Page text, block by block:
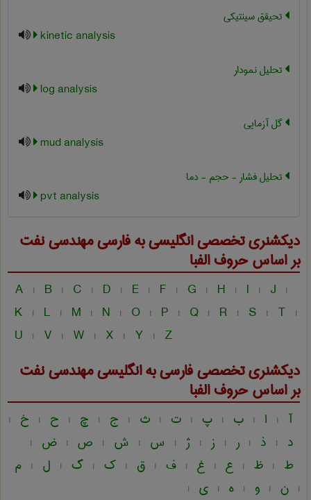
تحیقق سینتیکی
kinetic analysis
تحلیل نمودار
log analysis
گل آزمایی
mud analysis
تحلیل فشار - حجم - دما
pvt analysis
دیکشنری تخصصی انگلیسی به فارسیمهندسی نفت
بر اساس حروف الفبا
A | B | C | D | E | F | G | H | I | J |
K | L | M | N | O | P | Q | R | S | T |
U | V | W | X | Y | Z
دیکشنری تخصصی فارسی به انگلیسیمهندسی نفت
بر اساس حروف الفبا
آ | ا | ب | پ | ت | ث | ج | چ | ح | خ |
د | ذ | ر | ز | ژ | س | ش | ص | ض |
ط | ظ | ع | غ | ف | ق | ک | گ | ل | م
| ن | و | ه | ی |